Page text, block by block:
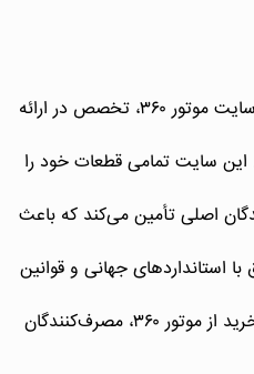
یکی از بزرگ‌ترین مزایای خرید از سایت موتور ۳۶۰، تخصص در ارائه
سایت تمامی قطعات خود را
اصلی تأمین می‌کند که باعث
استانداردهای جهانی و قوانین
مصرف‌کنندگان